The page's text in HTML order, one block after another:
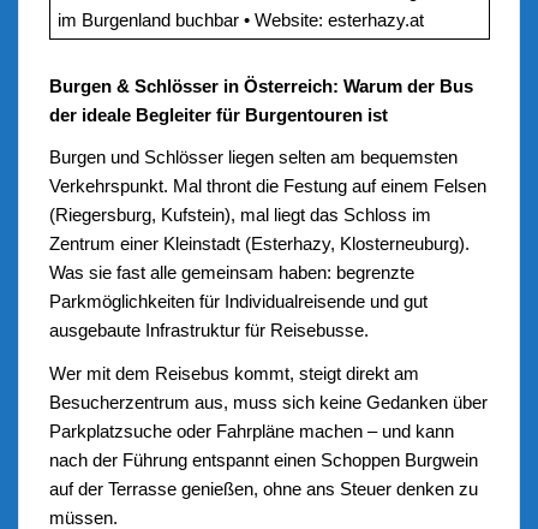
im Burgenland buchbar • Website: esterhazy.at
Burgen & Schlösser in Österreich: Warum der Bus
der ideale Begleiter für Burgentouren ist
Burgen und Schlösser liegen selten am bequemsten
Verkehrspunkt. Mal thront die Festung auf einem Felsen
(Riegersburg, Kufstein), mal liegt das Schloss im
Zentrum einer Kleinstadt (Esterhazy, Klosterneuburg).
Was sie fast alle gemeinsam haben: begrenzte
Parkmöglichkeiten für Individualreisende und gut
ausgebaute Infrastruktur für Reisebusse.
Wer mit dem Reisebus kommt, steigt direkt am
Besucherzentrum aus, muss sich keine Gedanken über
Parkplatzsuche oder Fahrpläne machen – und kann
nach der Führung entspannt einen Schoppen Burgwein
auf der Terrasse genießen, ohne ans Steuer denken zu
müssen.